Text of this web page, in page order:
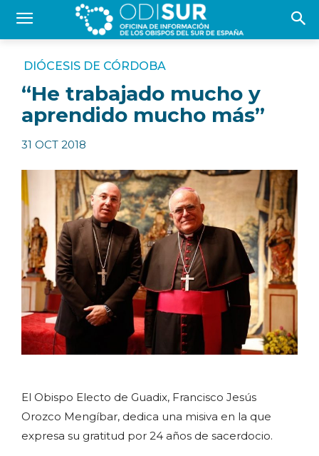
DIÓCESIS DE CÓRDOBA
“He trabajado mucho y
aprendido mucho más”
31 OCT 2018
El Obispo Electo de Guadix, Francisco Jesús
Orozco Mengíbar, dedica una misiva en la que
expresa su gratitud por 24 años de sacerdocio.